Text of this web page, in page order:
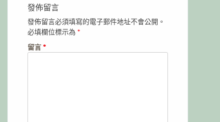
發佈留言
發佈留言必須填寫的電子郵件地址不會公開。
必填欄位標示為 *
留言 *